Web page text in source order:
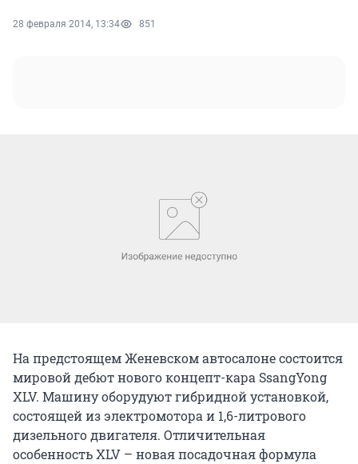
28 февраля 2014, 13:34 851
На предстоящем Женевском автосалоне состоится
мировой дебют нового концепт-кара SsangYong
XLV. Машину оборудуют гибридной установкой,
состоящей из электромотора и 1,6-литрового
дизельного двигателя. Отличительная
особенность XLV – новая посадочная формула